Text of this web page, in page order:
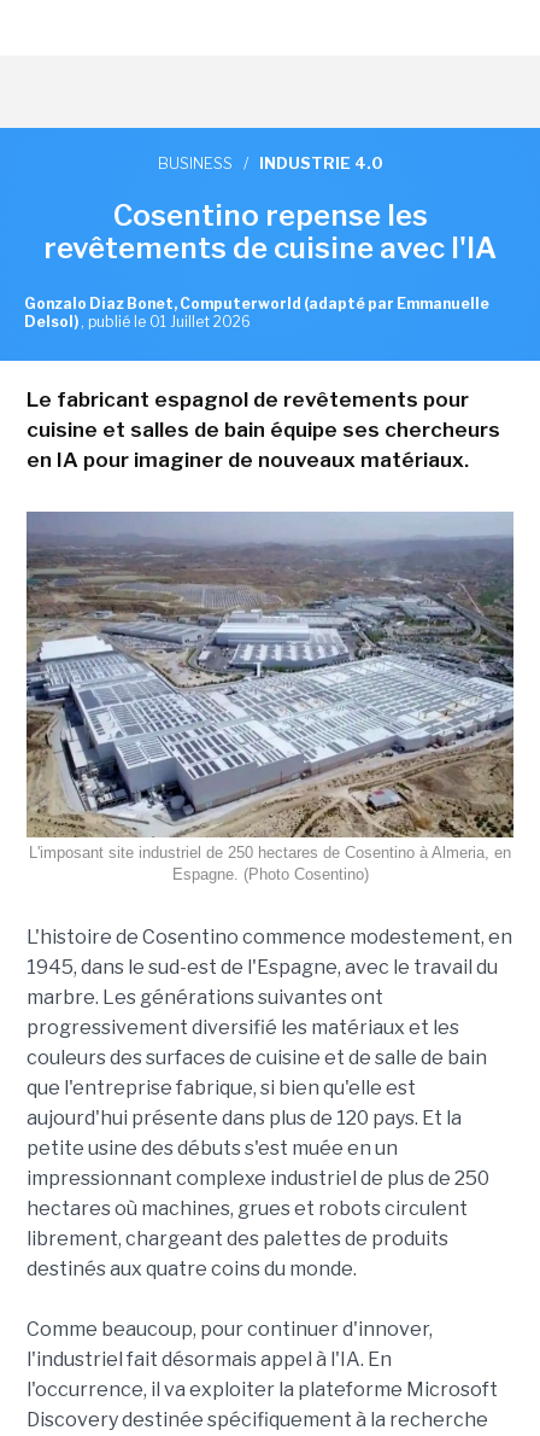
BUSINESS / INDUSTRIE 4.0
Cosentino repense les
revêtements de cuisine avec l'IA
Gonzalo Diaz Bonet, Computerworld (adapté par Emmanuelle
Delsol) , publié le 01 Juillet 2026
Le fabricant espagnol de revêtements pour
cuisine et salles de bain équipe ses chercheurs
en IA pour imaginer de nouveaux matériaux.
L'imposant site industriel de 250 hectares de Cosentino à Almeria, en
Espagne. (Photo Cosentino)
L'histoire de Cosentino commence modestement, en
1945, dans le sud-est de l'Espagne, avec le travail du
marbre. Les générations suivantes ont
progressivement diversifié les matériaux et les
couleurs des surfaces de cuisine et de salle de bain
que l'entreprise fabrique, si bien qu'elle est
aujourd'hui présente dans plus de 120 pays. Et la
petite usine des débuts s'est muée en un
impressionnant complexe industriel de plus de 250
hectares où machines, grues et robots circulent
librement, chargeant des palettes de produits
destinés aux quatre coins du monde.
Comme beaucoup, pour continuer d'innover,
l'industriel fait désormais appel à l'IA. En
l'occurrence, il va exploiter la plateforme Microsoft
Discovery destinée spécifiquement à la recherche